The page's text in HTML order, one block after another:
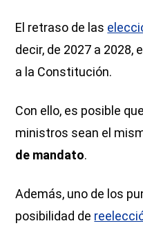
El retraso de las
decir, de 2027 a 2028,
a la Constitución.
Con ello, es posible
ministros sean el
de mandato.
Además, uno de los
posibilidad de